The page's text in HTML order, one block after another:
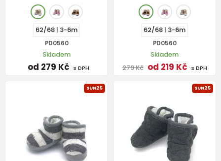
62/68 | 3-6m
PD0560
Skladem
od 279 Kč s DPH
62/68 | 3-6m
PD0560
Skladem
279 Kč od 219 Kč s DPH
SUN25 SUN25